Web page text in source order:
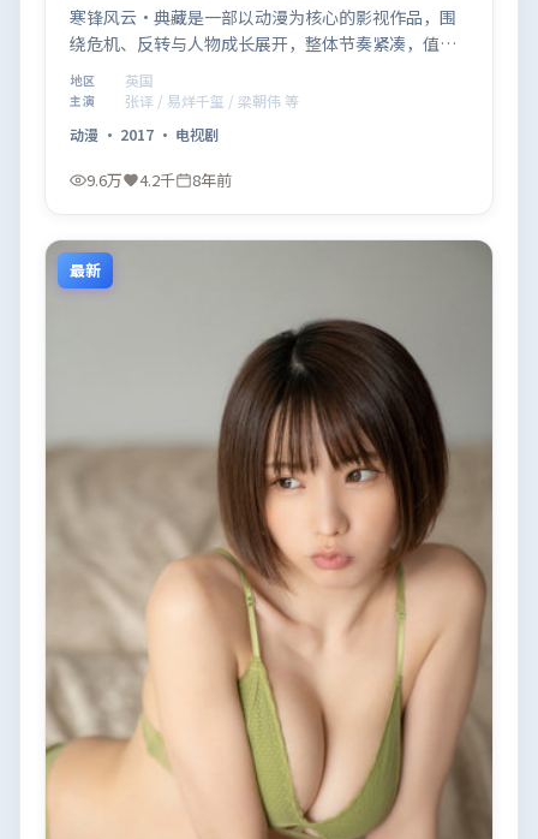
寒锋风云·典藏是一部以动漫为核心的影视作品，围
绕危机、反转与人物成长展开，整体节奏紧凑，值得
推荐观看。
地区 英国
主演
张译 / 易烊千玺 / 梁朝伟 等
动漫 · 2017 · 电视剧
9.6万 4.2千 8年前
最新